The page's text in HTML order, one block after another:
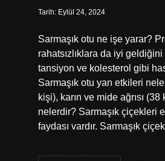
Tarih: Eylül 24, 2024
Sarmaşık otu ne işe yarar?
rahatsızlıklara da iyi
tansiyon ve kolesterol gibi
Sarmaşık otu yan etkileri
kişi), karın ve mide ağrısı
nelerdir? Sarmaşık çiçekleri
faydası vardır. Sarmaşık